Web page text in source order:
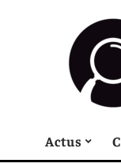
Actus